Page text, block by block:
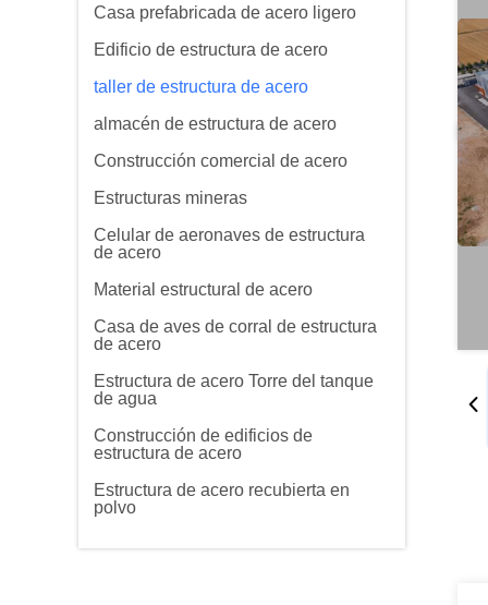
Casa prefabricada de acero ligero
Edificio de estructura de acero
taller de estructura de acero
almacén de estructura de acero
Construcción comercial de acero
Estructuras mineras
Celular de aeronaves de estructura
de acero
Material estructural de acero
Casa de aves de corral de estructura
de acero
Estructura de acero Torre del tanque
de agua
Construcción de edificios de
estructura de acero
Estructura de acero recubierta en
polvo